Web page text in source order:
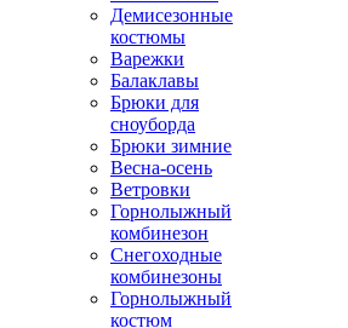
Демисезонные
костюмы
Варежки
Балаклавы
Брюки для
сноуборда
Брюки зимние
Весна-осень
Ветровки
Горнолыжный
комбинезон
Снегоходные
комбинезоны
Горнолыжный
костюм